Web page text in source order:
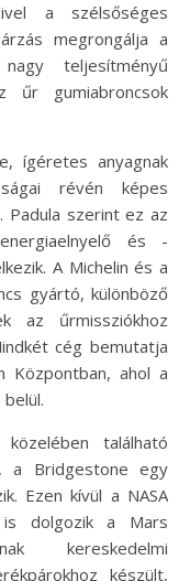
a szélsőséges
megrongálja a
teljesítményű
űr gumiabroncsok
ígéretes anyagnak
révén képes
Padula szerint ez az
és -
A Michelin és a
gyártó, különböző
az űrmissziókhoz
cég bemutatja
Központban, ahol a
található
a Bridgestone egy
Ezen kívül a NASA
is dolgozik a Mars
kereskedelmi
készült,